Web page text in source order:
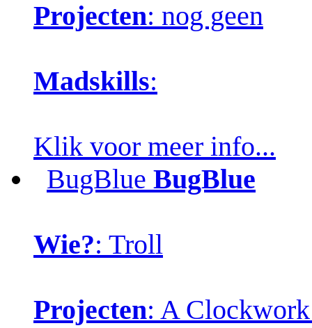
Projecten: nog geen
Madskills:
Klik voor meer info...
BugBlue BugBlue
Wie?: Troll
Projecten: A